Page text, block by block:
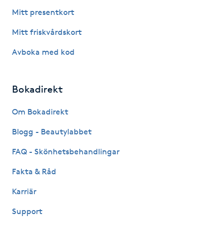
LED-ljusterapi
LPG
LPG-behandling
Luggklippning
Mitt presentkort
Mitt friskvårdskort
Avboka med kod
Bokadirekt
Om Bokadirekt
Blogg - Beautylabbet
FAQ - Skönhetsbehandlingar
Fakta & Råd
Karriär
Support